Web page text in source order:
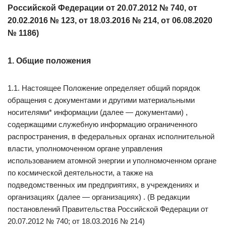
Российской Федерации от 20.07.2012 № 740, от
20.02.2016 № 123, от 18.03.2016 № 214, от 06.08.2020
№ 1186)
1. Общие положения
1.1. Настоящее Положение определяет общий порядок
обращения с документами и другими материальными
носителями* информации (далее — документами) ,
содержащими служебную информацию ограниченного
распространения, в федеральных органах исполнительной
власти, уполномоченном органе управления
использованием атомной энергии и уполномоченном органе
по космической деятельности, а также на
подведомственных им предприятиях, в учреждениях и
организациях (далее — организациях) . (В редакции
постановлений Правительства Российской Федерации от
20.07.2012 № 740; от 18.03.2016 № 214)